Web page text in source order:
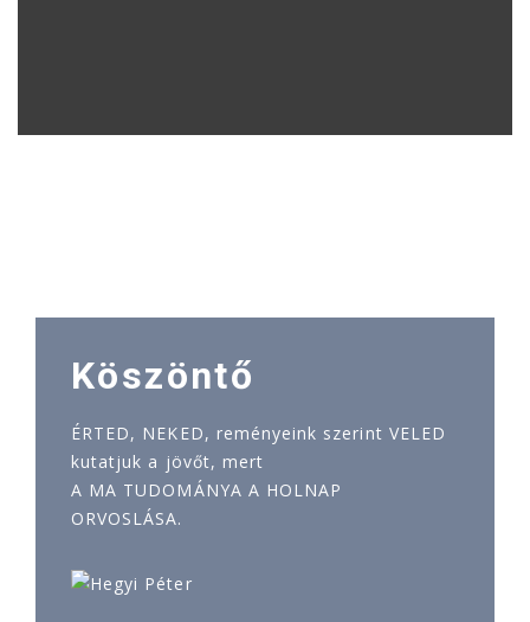
Köszöntő
ÉRTED, NEKED, reményeink szerint VELED
kutatjuk a jövőt, mert
A MA TUDOMÁNYA A HOLNAP
ORVOSLÁSA.